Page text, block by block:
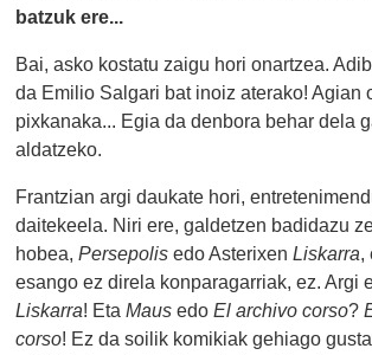
batzuk ere...
Bai, asko kostatu zaigu hori onartzea.
da Emilio Salgari bat inoiz aterako! Agian
pixkanaka... Egia da denbora behar dela
aldatzeko.
Frantzian argi daukate hori,
daitekeela. Niri ere, galdetzen badidazu
hobea,Persepolis edo AsterixenLiskarra,
esango ez direla konparagarriak, ez. Argi
Liskarra! EtaMaus edoEl archivo corso?
corso! Ez da soilik komikiak gehiago